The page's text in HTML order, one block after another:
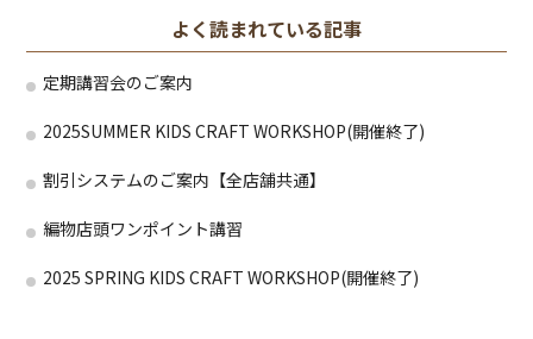
よく読まれている記事
定期講習会のご案内
2025SUMMER KIDS CRAFT WORKSHOP(開催終了)
割引システムのご案内【全店舗共通】
編物店頭ワンポイント講習
2025 SPRING KIDS CRAFT WORKSHOP(開催終了)